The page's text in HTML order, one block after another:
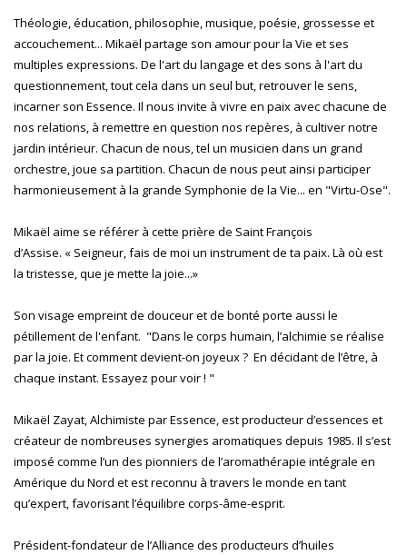
Théologie, éducation, philosophie, musique, poésie, grossesse et
accouchement... Mikaël partage son amour pour la Vie et ses
multiples expressions. De l'art du langage et des sons à l'art du
questionnement, tout cela dans un seul but, retrouver le sens,
incarner son Essence. Il nous invite à vivre en paix avec chacune de
nos relations, à remettre en question nos repères, à cultiver notre
jardin intérieur. Chacun de nous, tel un musicien dans un grand
orchestre, joue sa partition. Chacun de nous peut ainsi participer
harmonieusement à la grande Symphonie de la Vie... en "Virtu-Ose".
Mikaël aime se référer à cette prière de Saint François
d’Assise. « Seigneur, fais de moi un instrument de ta paix. Là où est
la tristesse, que je mette la joie...»
Son visage empreint de douceur et de bonté porte aussi le
pétillement de l'enfant. "Dans le corps humain, l’alchimie se réalise
par la joie. Et comment devient-on joyeux ? En décidant de l’être, à
chaque instant. Essayez pour voir ! "
Mikaël Zayat, Alchimiste par Essence, est producteur d’essences et
créateur de nombreuses synergies aromatiques depuis 1985. Il s’est
imposé comme l’un des pionniers de l’aromathérapie intégrale en
Amérique du Nord et est reconnu à travers le monde en tant
qu’expert, favorisant l’équilibre corps-âme-esprit.
Président-fondateur de l’Alliance des producteurs d’huiles